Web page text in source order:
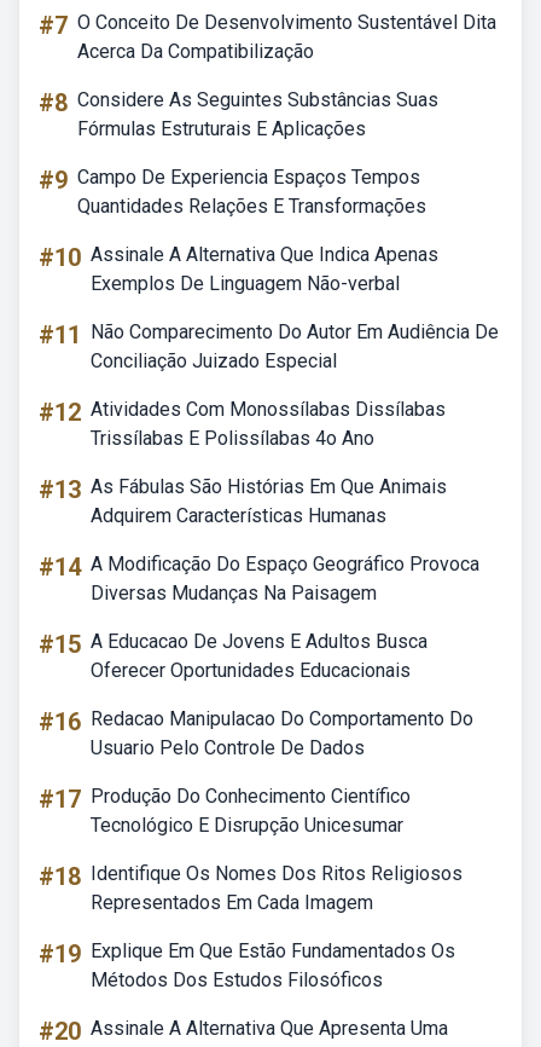
#7 O Conceito De Desenvolvimento Sustentável Dita
Acerca Da Compatibilização
#8 Considere As Seguintes Substâncias Suas
Fórmulas Estruturais E Aplicações
#9 Campo De Experiencia Espaços Tempos
Quantidades Relações E Transformações
#10 Assinale A Alternativa Que Indica Apenas
Exemplos De Linguagem Não-verbal
#11
Não Comparecimento Do Autor Em Audiência De
Conciliação Juizado Especial
#12 Atividades Com Monossílabas Dissílabas
Trissílabas E Polissílabas 4o Ano
#13 As Fábulas São Histórias Em Que Animais
Adquirem Características Humanas
#14 A Modificação Do Espaço Geográfico Provoca
Diversas Mudanças Na Paisagem
#15 A Educacao De Jovens E Adultos Busca
Oferecer Oportunidades Educacionais
#16 Redacao Manipulacao Do Comportamento Do
Usuario Pelo Controle De Dados
#17 Produção Do Conhecimento Científico
Tecnológico E Disrupção Unicesumar
#18 Identifique Os Nomes Dos Ritos Religiosos
Representados Em Cada Imagem
#19 Explique Em Que Estão Fundamentados Os
Métodos Dos Estudos Filosóficos
#20 Assinale A Alternativa Que Apresenta Uma